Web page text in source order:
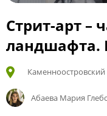
Стрит-арт –
ландшафта.
Каменноостровский
Абаева Мария